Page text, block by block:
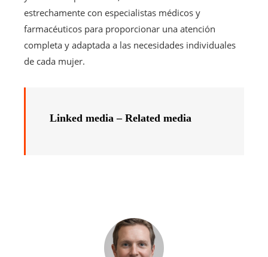
estrechamente con especialistas médicos y
farmacéuticos para proporcionar una atención
completa y adaptada a las necesidades individuales
de cada mujer.
Linked media – Related media